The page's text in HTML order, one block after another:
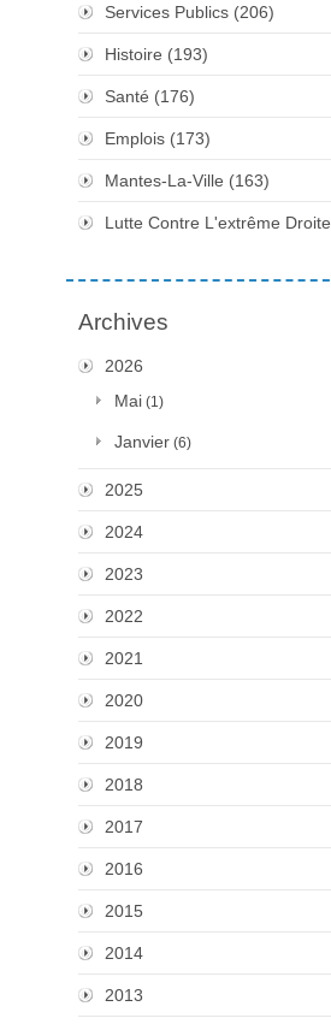
Services Publics (206)
Histoire (193)
Santé (176)
Emplois (173)
Mantes-La-Ville (163)
Lutte Contre L'extrême Droite
Archives
2026
Mai (1)
Janvier (6)
2025
2024
2023
2022
2021
2020
2019
2018
2017
2016
2015
2014
2013